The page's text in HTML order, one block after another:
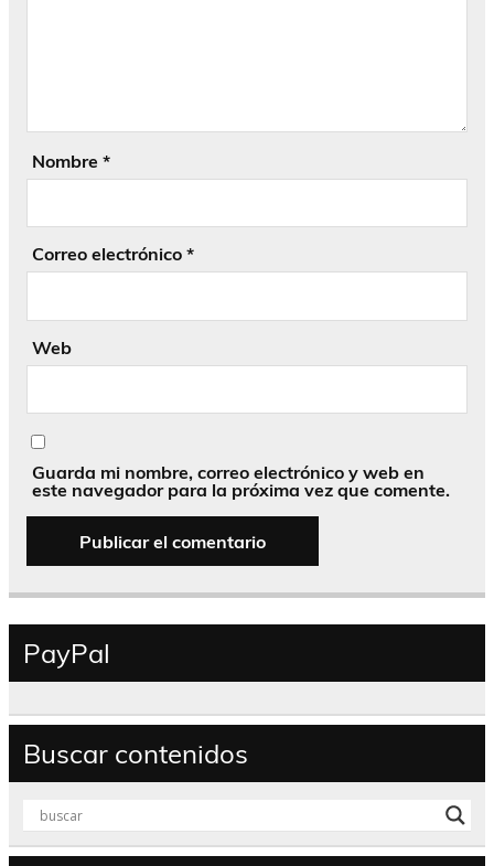
Nombre *
Correo electrónico *
Web
Guarda mi nombre, correo electrónico y web en
este navegador para la próxima vez que comente.
PayPal
Buscar contenidos